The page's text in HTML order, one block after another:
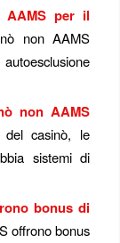
per il
non AAMS
non AAMS
casinò, le
sistemi di
bonus di
offrono bonus